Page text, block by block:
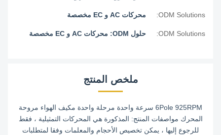
ODM Solutions: محركات AC و EC مخصصة
ODM Solutions: حلول ODM: محركات AC و EC مخصصة
ملخص المنتج
6Pole 925RPM سرعة واحدة مرحلة واحدة مكيف الهواء مروحة
المحرك مواصفات المنتج: المذكورة هي المحركات التمثيلية ، فقط
للرجوع إليها ، يمكن تخصيص الأحجام والمعلمات وفقا لمتطلبات